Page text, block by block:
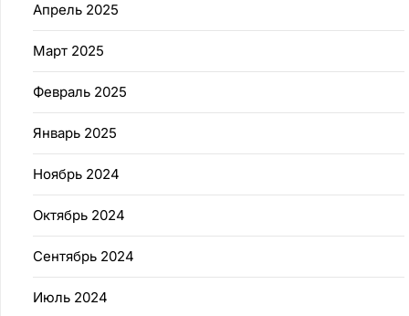
Апрель 2025
Март 2025
Февраль 2025
Январь 2025
Ноябрь 2024
Октябрь 2024
Сентябрь 2024
Июль 2024